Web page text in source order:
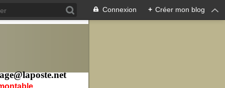
Connexion + Créer mon blog